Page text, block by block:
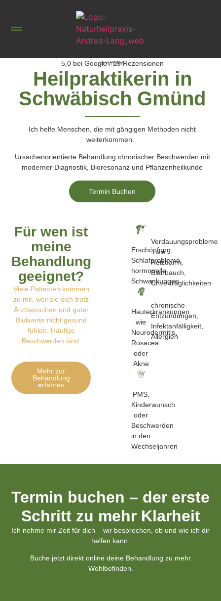
⭐⭐⭐⭐⭐
5,0 bei Google / 19 Rezensionen
Heilpraktikerin in
Schwäbisch Gmünd
Ich helfe Menschen, die mit gängigen Methoden nicht
weiterkommen.
Ursachenorientierte Behandlung chronischer Beschwerden mit
moderner Diagnostik, Bioresonanz und Pflanzenheilkunde
Termin Buchen
Für wen ist
meine
Behandlung
geeignet?
Viele Patienten kommen
zu mir, weil sie sich trotz
Arztbesuchen und guter
Blutwerte nicht gesund
fühlen. Häufige
Beschwerden sind:
Mehr zur
Behandlung
erfahren
Erschöpfung,
Schlafprobleme,
hormonelle
Schwankungen
Hauterkrankungen
wie
Neurodermitis,
Rosacea
oder
Akne
PMS,
Kinderwunsch
oder
Beschwerden
in den
Wechseljahren
Verdauungsprobleme
wie
Reizdarm,
Blähbauch,
Unverträglichkeiten
chronische
Entzündungen,
Infektanfälligkeit,
Allergien
Termin buchen – der erste
Schritt zu mehr Klarheit
Ich nehme mir Zeit für dich – wir besprechen, ob und wie ich dir
helfen kann.
Buche jetzt direkt online deine Behandlung zu mehr
Wohlbefinden.